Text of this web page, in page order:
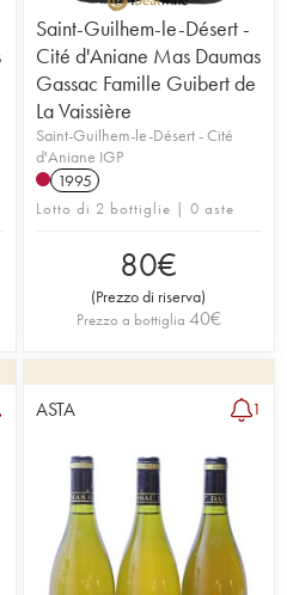
Saint-Guilhem-le-Désert -
Cité d'Aniane Mas Daumas
Gassac Famille Guibert de
La Vaissière
Saint-Guilhem-le-Désert - Cité
d'Aniane IGP
1995
Lotto di 2 bottiglie | 0 aste
80€
(Prezzo di riserva)
Prezzo a bottiglia 40€
ASTA 1